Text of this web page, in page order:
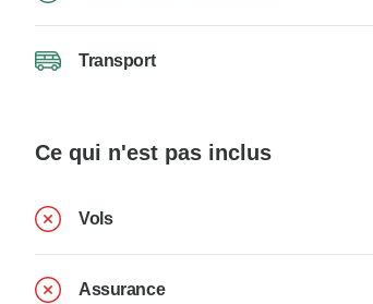
Transport
Ce qui n'est pas inclus
Vols
Assurance